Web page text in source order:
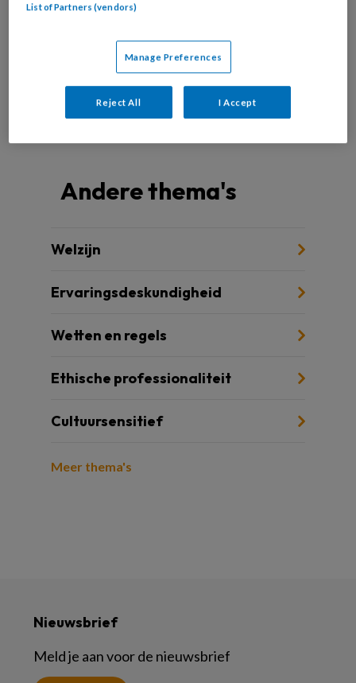
wie bereiken zij met hun werk en wie niet? Welke
Drie voorbeelden uit de praktijk.
Andere thema's
Welzijn
Ervaringsdeskundigheid
Wetten en regels
Ethische professionaliteit
Cultuursensitief
Meer thema's
Nieuwsbrief
Meld je aan voor de nieuwsbrief
List of Partners (vendors)
Manage Preferences
Reject All I Accept